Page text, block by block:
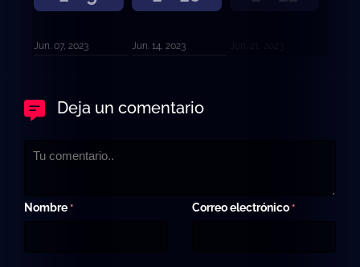
Jun. 07, 2023 Jun. 14, 2023
Deja un comentario
Nombre * Correo electrónico *